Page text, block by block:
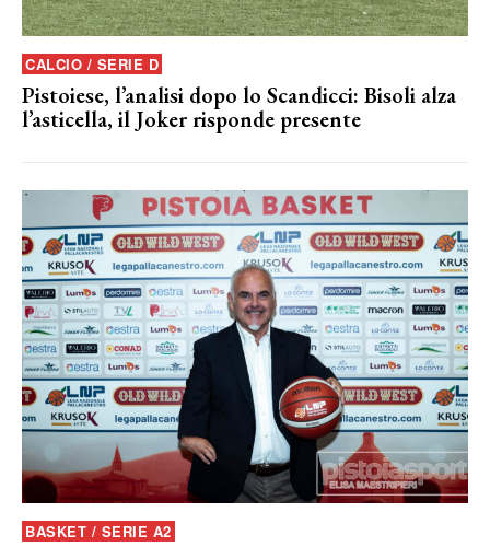
CALCIO / SERIE D
Pistoiese, l’analisi dopo lo Scandicci: Bisoli alza
l’asticella, il Joker risponde presente
BASKET / SERIE A2